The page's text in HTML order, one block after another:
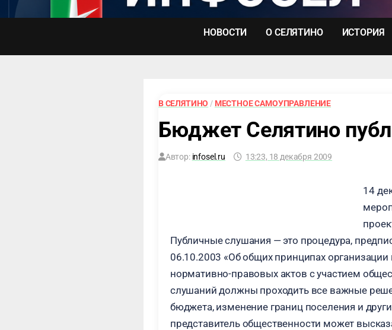
Перейти
НОВОСТИ О СЕЛЯТИНО ИСТОРИЯ
В СЕЛЯТИНО / МЕСТНОЕ САМОУПРАВЛЕНИЕ
Бюджет Селятино
Автор: infosel.ru 13:23, 18 декабря 2009
14
Публичные слушания — это процедура,
06.10.2003 «Об общих принципах
нормативно-правовых актов с участием
слушаний должны проходить все важные
бюджета, изменение границ поселения и
представитель общественности может